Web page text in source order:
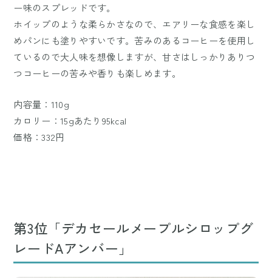
ー味のスプレッドです。
ホイップのような柔らかさなので、エアリーな食感を楽し
めパンにも塗りやすいです。苦みのあるコーヒーを使用し
ているので大人味を想像しますが、甘さはしっかりありつ
つコーヒーの苦みや香りも楽しめます。
内容量：110g
カロリー：15gあたり95kcal
価格：332円
第3位「デカセールメープルシロップグ
レードAアンバー」